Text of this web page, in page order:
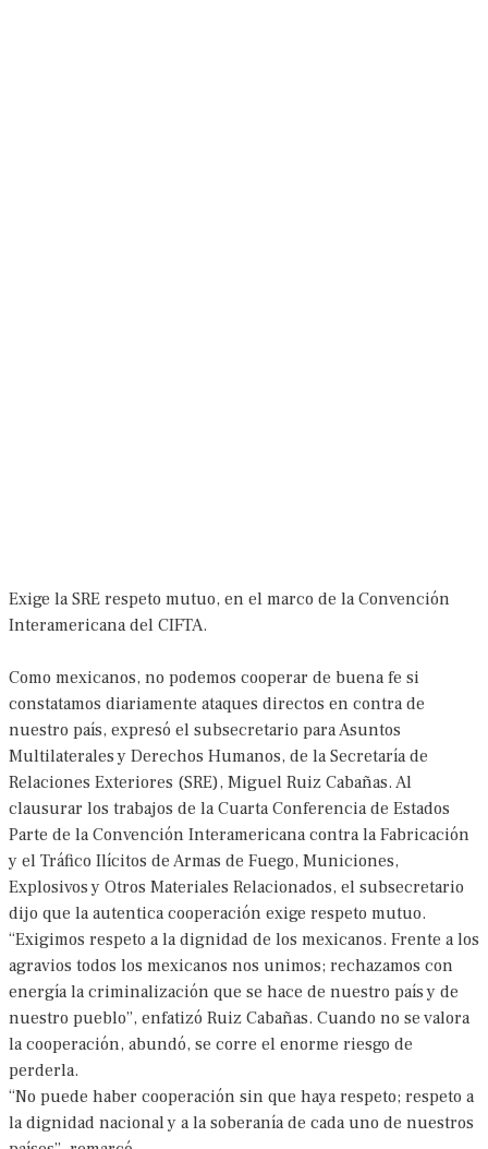
Exige la SRE respeto mutuo, en el marco de la Convención
Interamericana del CIFTA.
Como mexicanos, no podemos cooperar de buena fe si
constatamos diariamente ataques directos en contra de
nuestro paí­s, expresó el subsecretario para Asuntos
Multilaterales y Derechos Humanos, de la Secretarí­a de
Relaciones Exteriores (SRE), Miguel Ruiz Cabañas. Al
clausurar los trabajos de la Cuarta Conferencia de Estados
Parte de la Convención Interamericana contra la Fabricación
y el Tráfico Ilícitos de Armas de Fuego, Municiones,
Explosivos y Otros Materiales Relacionados, el subsecretario
dijo que la autentica cooperación exige respeto mutuo.
“Exigimos respeto a la dignidad de los mexicanos. Frente a los
agravios todos los mexicanos nos unimos; rechazamos con
energía la criminalización que se hace de nuestro paí­s y de
nuestro pueblo”, enfatizó Ruiz Cabañas. Cuando no se valora
la cooperación, abundó, se corre el enorme riesgo de
perderla.
“No puede haber cooperación sin que haya respeto; respeto a
la dignidad nacional y a la soberanía de cada uno de nuestros